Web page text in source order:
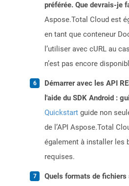
préférée. Que devrais-je
Aspose.Total Cloud est
en tant que conteneur
l’utiliser avec cURL au
n’est pas encore
Démarrer avec les API
l'aide du SDK Android :
Quickstart guide non
de l’API Aspose.Total
également à installer les
requises.
Quels formats de